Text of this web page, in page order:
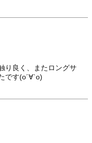
り良く、またロングサ
です(о´∀`о)